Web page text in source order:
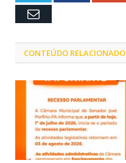
Email
CONTEÚDO RELACIONADO